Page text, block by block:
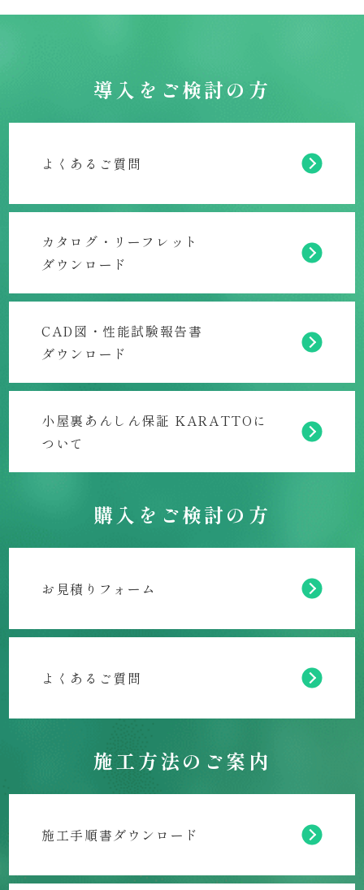
導入をご検討の方
よくあるご質問
カタログ・リーフレット
ダウンロード
CAD図・性能試験報告書
ダウンロード
小屋裏あんしん保証 KARATTOに
ついて
購入をご検討の方
お見積りフォーム
よくあるご質問
施工方法のご案内
施工手順書ダウンロード